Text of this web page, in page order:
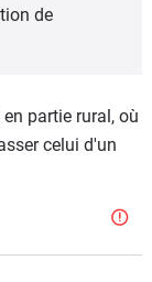
de
partie rural, où
celui d'un